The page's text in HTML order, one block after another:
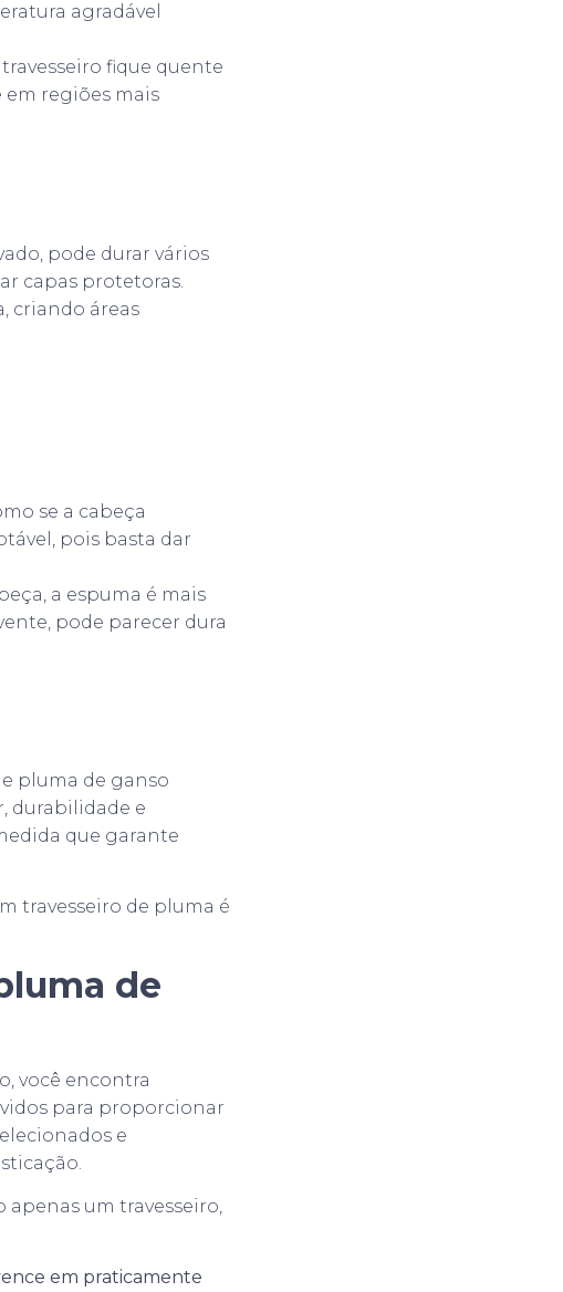
agradável
fique quente
regiões mais
pode durar vários
capas protetoras.
criando áreas
se a cabeça
pois basta dar
a espuma é mais
pode parecer dura
pluma de ganso
durabilidade e
que garante
travesseiro de pluma é
de
você encontra
para proporcionar
e
apenas um travesseiro,
em praticamente